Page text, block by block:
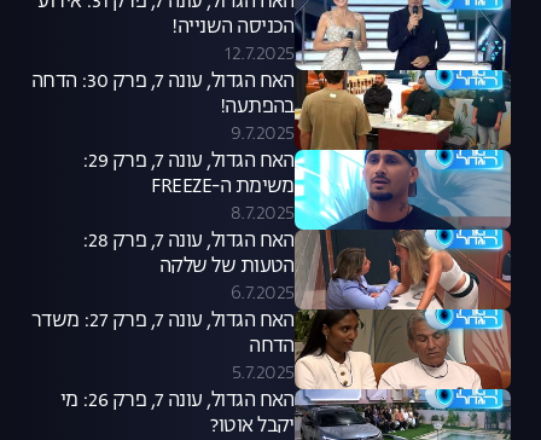
הכניסה השנייה!
12.7.2025
האח הגדול, עונה 7, פרק 30: הדחה
בהפתעה!
9.7.2025
האח הגדול, עונה 7, פרק 29:
משימת ה-FREEZE
8.7.2025
האח הגדול, עונה 7, פרק 28:
הטעות של שלקה
6.7.2025
האח הגדול, עונה 7, פרק 27: משדר
הדחה
5.7.2025
האח הגדול, עונה 7, פרק 26: מי
יקבל אוטו?